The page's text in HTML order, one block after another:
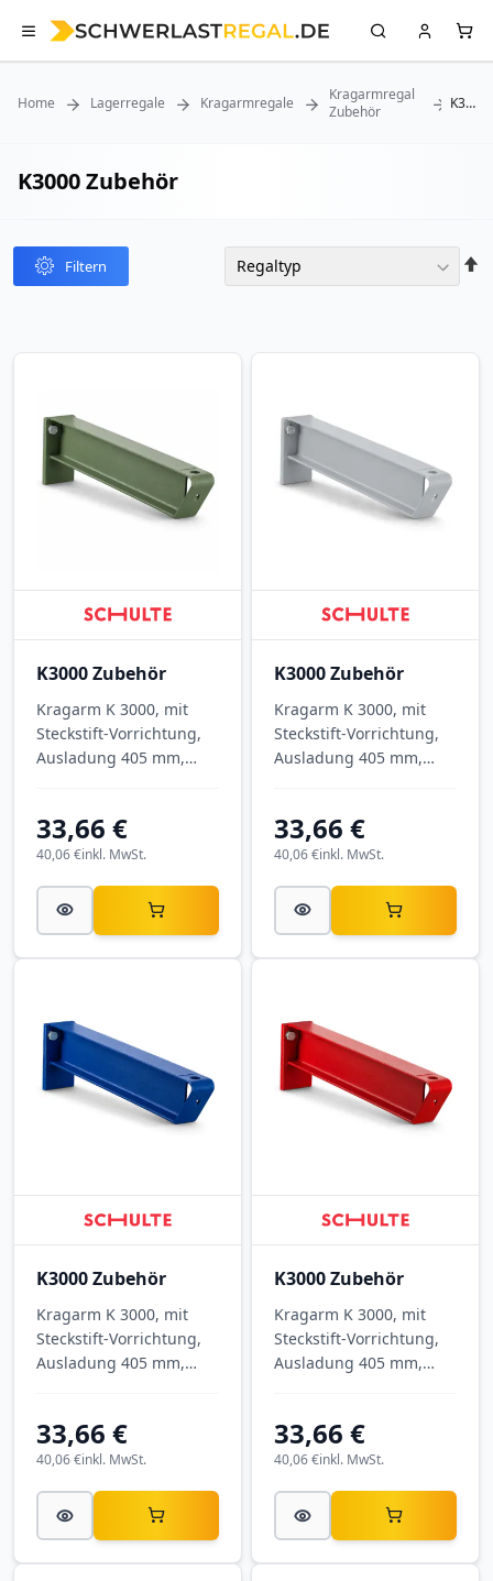
Home Lagerregale Kragarmregale
Kragarmregal
Zubehör
K3000
K3000 Zubehör
In
K3000 Zubehör
Kragarm K 3000, mit
Steckstift-Vorrichtung,
Ausladung 405 mm,
33,66 €
inkl. MwSt.
40,06 €
K3000 Zubehör
Kragarm K 3000, mit
Steckstift-Vorrichtung,
Ausladung 405 mm,
33,66 €
inkl. MwSt.
40,06 €
K3000 Zubehör
Kragarm K 3000, mit
Steckstift-Vorrichtung,
Ausladung 405 mm,
33,66 €
inkl. MwSt.
40,06 €
K3000 Zubehör
Kragarm K 3000, mit
Steckstift-Vorrichtung,
Ausladung 405 mm,
33,66 €
inkl. MwSt.
40,06 €
Filtern